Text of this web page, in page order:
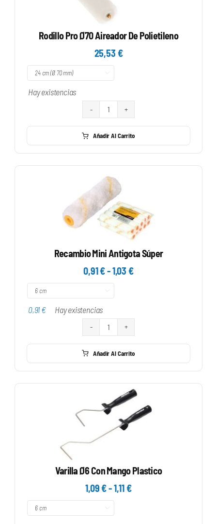
Rodillo Pro Ø70 Aireador De Polietileno
25,53 €
Hay existencias
Rodillo
Pro
Ø70
Aireador
De
Polietileno
cantidad
Añadir Al Carrito
Recambio Mini Antigota Súper
0,91€-1,03 €Rango
0,91 €
0,91€ Hay existencias
Recambio
Mini
Antigota
Añadir Al Carrito
Varilla Ø6 Con Mango Plastico
1,09€-1,11€Rango